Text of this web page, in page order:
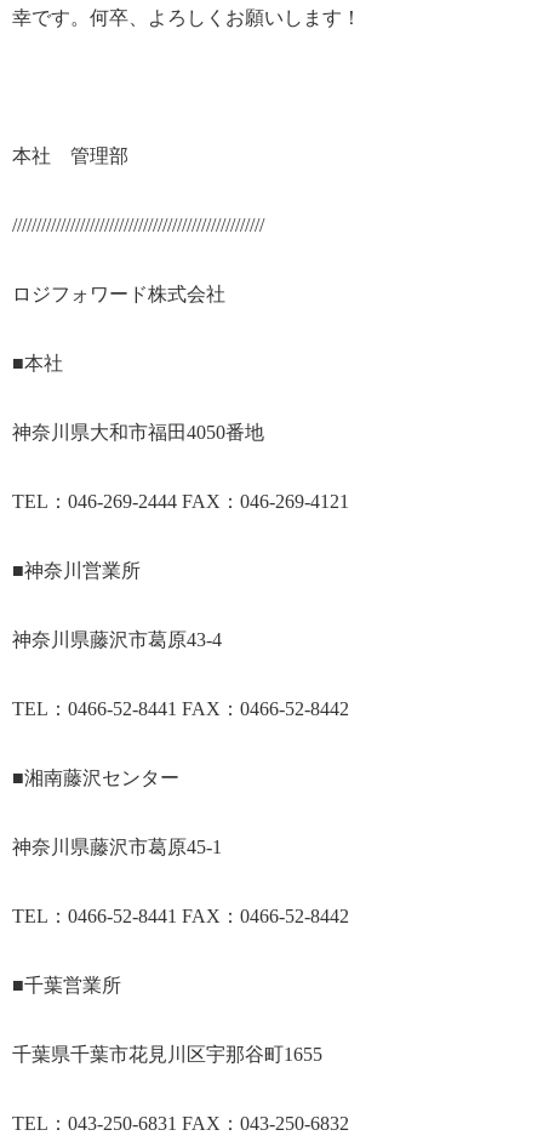
幸です。何卒、よろしくお願いします！
本社 管理部
////////////////////////////////////////////////////
ロジフォワード株式会社
■本社
神奈川県大和市福田4050番地
TEL：046-269-2444 FAX：046-269-4121
■神奈川営業所
神奈川県藤沢市葛原43-4
TEL：0466-52-8441 FAX：0466-52-8442
■湘南藤沢センター
神奈川県藤沢市葛原45-1
TEL：0466-52-8441 FAX：0466-52-8442
■千葉営業所
千葉県千葉市花見川区宇那谷町1655
TEL：043-250-6831 FAX：043-250-6832